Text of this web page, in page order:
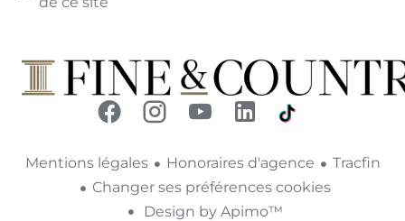
Mentions légales Honoraires d'agence
Tracfin
Changer ses préférences cookies
Design by Apimo™